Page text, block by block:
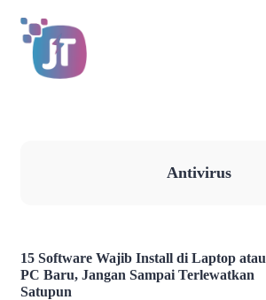
Antivirus
15 Software Wajib Install di Laptop atau
PC Baru, Jangan Sampai Terlewatkan
Satupun